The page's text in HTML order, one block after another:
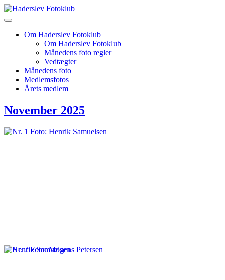
Skip
to
Om Haderslev Fotoklub
Om Haderslev Fotoklub
Månedens foto regler
Vedtægter
Månedens foto
Medlemsfotos
Årets medlem
November 2025